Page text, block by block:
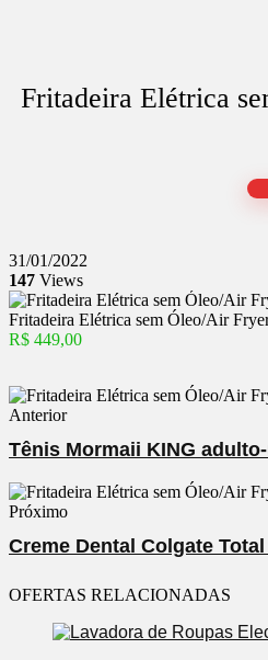
Fritadeira Elétrica
31/01/2022
147 Views
Fritadeira Elétrica sem Óleo/Air
R$ 449,00
Anterior
Tênis Mormaii KING
Próximo
Creme Dental Colgate
OFERTAS RELACIONADAS